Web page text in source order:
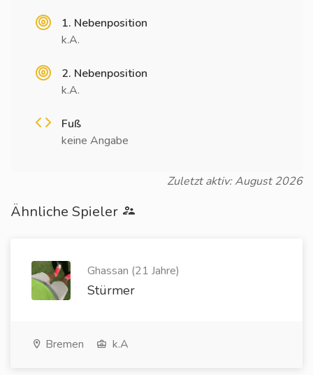
1. Nebenposition
k.A.
2. Nebenposition
k.A.
Fuß
keine Angabe
Zuletzt aktiv: August 2026
Ähnliche Spieler
Ghassan (21 Jahre)
Stürmer
Bremen k.A